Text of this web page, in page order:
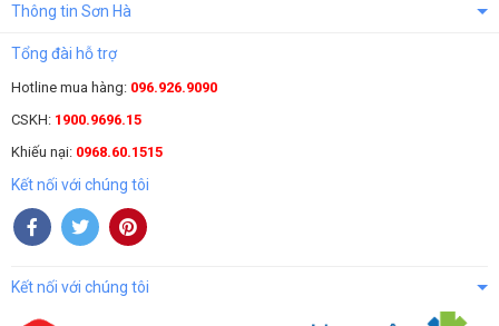
Thông tin Sơn Hà
Tổng đài hỗ trợ
Hotline mua hàng: 096.926.9090
CSKH: 1900.9696.15
Khiếu nại: 0968.60.1515
Kết nối với chúng tôi
Kết nối với chúng tôi